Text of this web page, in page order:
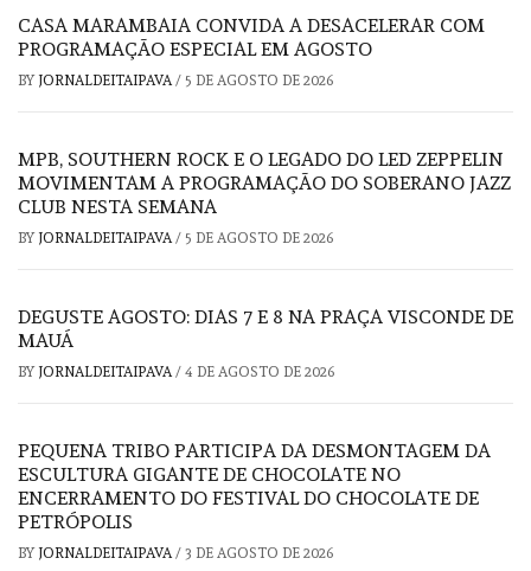
CASA MARAMBAIA CONVIDA A DESACELERAR COM
PROGRAMAÇÃO ESPECIAL EM AGOSTO
BY JORNALDEITAIPAVA/ 5 DE AGOSTO DE 2026
MPB, SOUTHERN ROCK E O LEGADO DO LED ZEPPELIN
MOVIMENTAM A PROGRAMAÇÃO DO SOBERANO JAZZ
CLUB NESTA SEMANA
BY JORNALDEITAIPAVA/ 5 DE AGOSTO DE 2026
DEGUSTE AGOSTO: DIAS 7 E 8 NA PRAÇA VISCONDE DE
MAUÁ
BY JORNALDEITAIPAVA/ 4 DE AGOSTO DE 2026
PEQUENA TRIBO PARTICIPA DA DESMONTAGEM DA
ESCULTURA GIGANTE DE CHOCOLATE NO
ENCERRAMENTO DO FESTIVAL DO CHOCOLATE DE
PETRÓPOLIS
BY JORNALDEITAIPAVA/ 3 DE AGOSTO DE 2026